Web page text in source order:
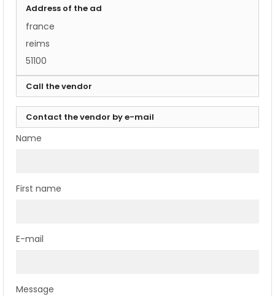
Address of the ad
france
reims
51100
Call the vendor
Contact the vendor by e-mail
Name
First name
E-mail
Message